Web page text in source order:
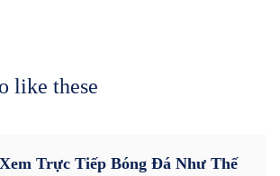
like these
Trực Tiếp Bóng Đá Như Thế